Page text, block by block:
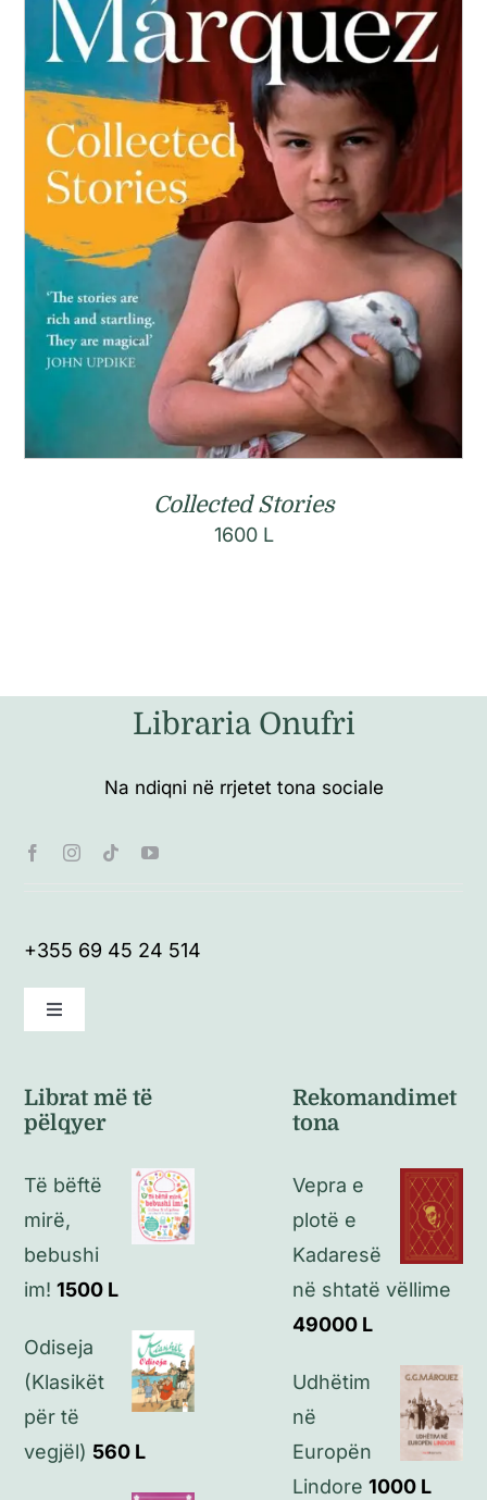
Collected Stories
1600 L
Libraria Onufri
Na ndiqni në rrjetet tona sociale
+355 69 45 24 514
Toggle
Politikat e kthimeve
Politikat e privatësisë
Kontakt
Librat më të
pëlqyer
Të bëftë
mirë,
bebushi
im! 1500 L
Odiseja
(Klasikët
për të
vegjël) 560 L
Rekomandimet
tona
Vepra e
plotë e
Kadaresë
në shtatë vëllime
49000 L
Udhëtim
në
Europën
Lindore 1000 L